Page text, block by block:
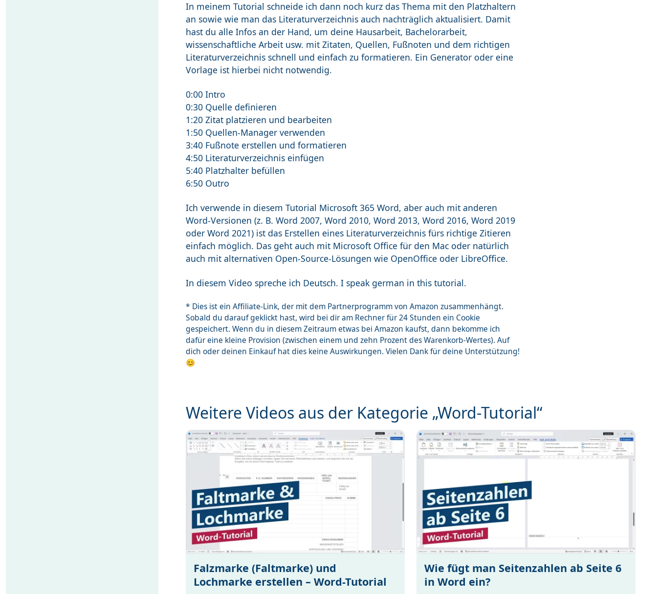
In meinem Tutorial schneide ich dann noch kurz das Thema mit den Platzhaltern
an sowie wie man das Literaturverzeichnis auch nachträglich aktualisiert. Damit
hast du alle Infos an der Hand, um deine Hausarbeit, Bachelorarbeit,
wissenschaftliche Arbeit usw. mit Zitaten, Quellen, Fußnoten und dem richtigen
Literaturverzeichnis schnell und einfach zu formatieren. Ein Generator oder eine
Vorlage ist hierbei nicht notwendig.
0:00 Intro
0:30 Quelle definieren
1:20 Zitat platzieren und bearbeiten
1:50 Quellen-Manager verwenden
3:40 Fußnote erstellen und formatieren
4:50 Literaturverzeichnis einfügen
5:40 Platzhalter befüllen
6:50 Outro
Ich verwende in diesem Tutorial Microsoft 365 Word, aber auch mit anderen
Word-Versionen (z. B. Word 2007, Word 2010, Word 2013, Word 2016, Word 2019
oder Word 2021) ist das Erstellen eines Literaturverzeichnis fürs richtige Zitieren
einfach möglich. Das geht auch mit Microsoft Office für den Mac oder natürlich
auch mit alternativen Open-Source-Lösungen wie OpenOffice oder LibreOffice.
In diesem Video spreche ich Deutsch. I speak german in this tutorial.
* Dies ist ein Affiliate-Link, der mit dem Partnerprogramm von Amazon zusammenhängt.
Sobald du darauf geklickt hast, wird bei dir am Rechner für 24 Stunden ein Cookie
gespeichert. Wenn du in diesem Zeitraum etwas bei Amazon kaufst, dann bekomme ich
dafür eine kleine Provision (zwischen einem und zehn Prozent des Warenkorb-Wertes). Auf
dich oder deinen Einkauf hat dies keine Auswirkungen. Vielen Dank für deine Unterstützung!
😊
Weitere Videos aus der Kategorie „Word-Tutorial“
Falzmarke (Faltmarke) und
Lochmarke erstellen – Word-Tutorial
Wie fügt man Seitenzahlen ab Seite 6
in Word ein?